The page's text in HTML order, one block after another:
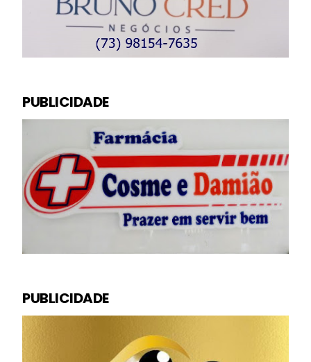
PUBLICIDADE
PUBLICIDADE